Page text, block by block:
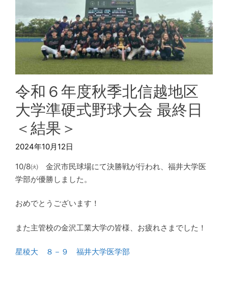
令和６年度秋季北信越地区
大学準硬式野球大会 最終日
＜結果＞
2024年10月12日
10/8㈫ 金沢市民球場にて決勝戦が行われ、福井大学医
学部が優勝しました。
おめでとうございます！
また主管校の金沢工業大学の皆様、お疲れさまでした！
星稜大 ８－９ 福井大学医学部